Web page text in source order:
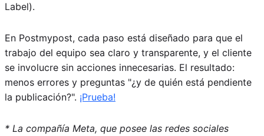
Label).
En Postmypost, cada paso está diseñado para que el
trabajo del equipo sea claro y transparente, y el cliente
se involucre sin acciones innecesarias. El resultado:
menos errores y preguntas "¿y de quién está pendiente
la publicación?". ¡Prueba!
* La compañía Meta, que posee las redes sociales